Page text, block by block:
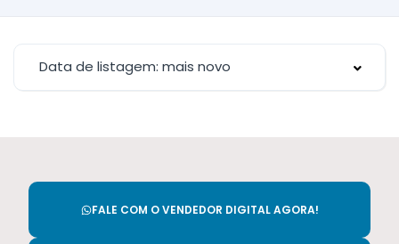
Data de listagem: mais novo
FALE COM O VENDEDOR DIGITAL AGORA!